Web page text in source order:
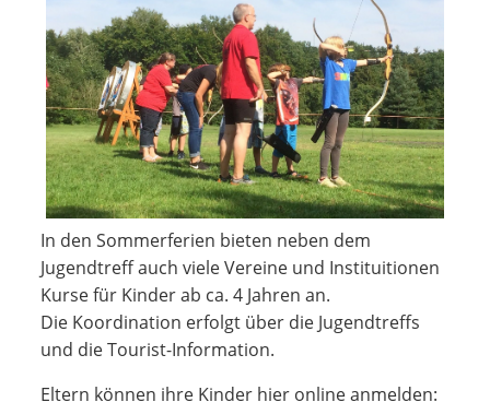
In den Sommerferien bieten neben dem
Jugendtreff auch viele Vereine und Instituitionen
Kurse für Kinder ab ca. 4 Jahren an.
Die Koordination erfolgt über die Jugendtreffs
und die Tourist-Information.
Eltern können ihre Kinder hier online anmelden: